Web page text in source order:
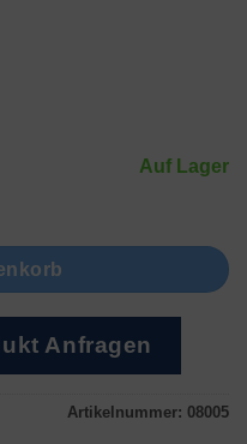
Auf Lager
Anfragen
Artikelnummer: 08005